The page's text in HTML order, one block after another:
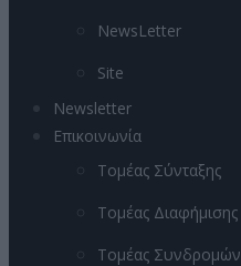
NewsLetter
Site
Newsletter
Επικοινωνία
Τομέας Σύνταξης
Τομέας Διαφήμισης
Τομέας Συνδρομών